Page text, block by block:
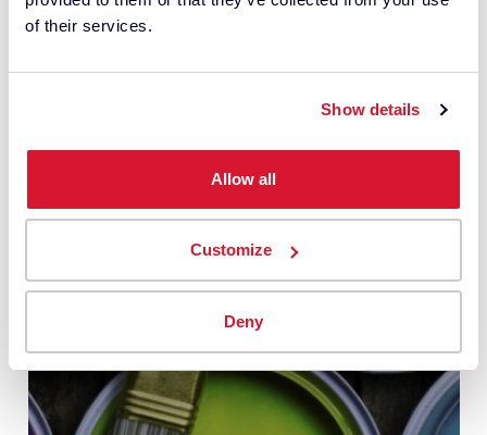
of their services.
Show details
Allow all
Customize
Deny
intérieurs d’automobiles
FORMULATION COULEURS ET CONTRÔLE DE